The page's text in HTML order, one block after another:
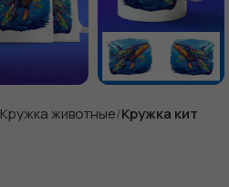
Кружка животные Кружка кит